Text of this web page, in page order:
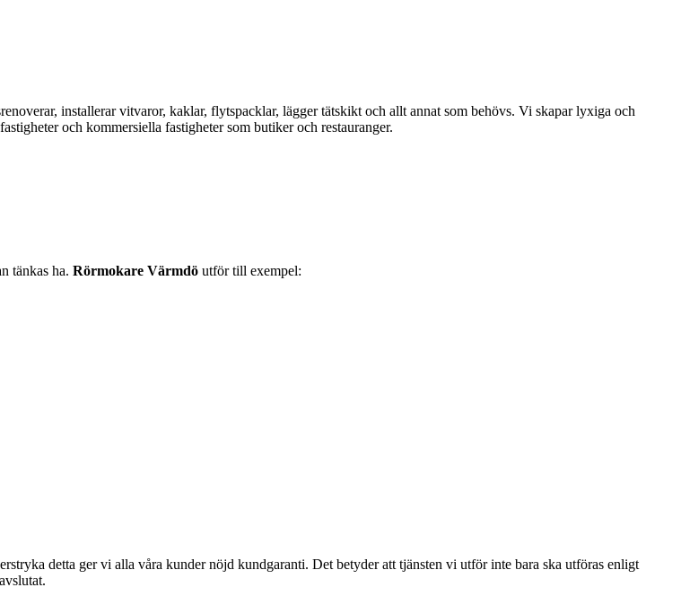
installerar vitvaror, kaklar, flytspacklar, lägger tätskikt och allt annat som behövs. Vi skapar lyxiga och
och kommersiella fastigheter som butiker och restauranger.
tänkas ha. Rörmokare Värmdö utför till exempel:
detta ger vi alla våra kunder nöjd kundgaranti. Det betyder att tjänsten vi utför inte bara ska utföras enligt